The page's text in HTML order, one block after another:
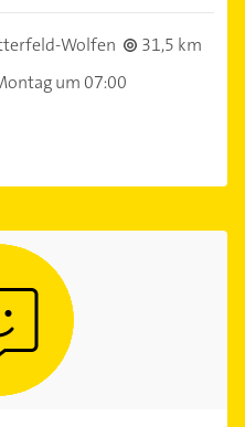
Wolfen
31,5 km
um 07:00